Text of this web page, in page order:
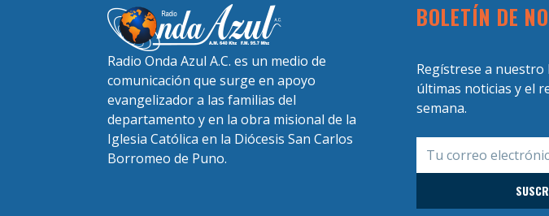
Radio Onda Azul A.C. es un medio de
comunicación que surge en apoyo
evangelizador a las familias del
departamento y en la obra misional de la
Iglesia Católica en la Diócesis San Carlos
Borromeo de Puno.
BOLETÍN DE
Regístrese a
últimas noticias y el
semana.